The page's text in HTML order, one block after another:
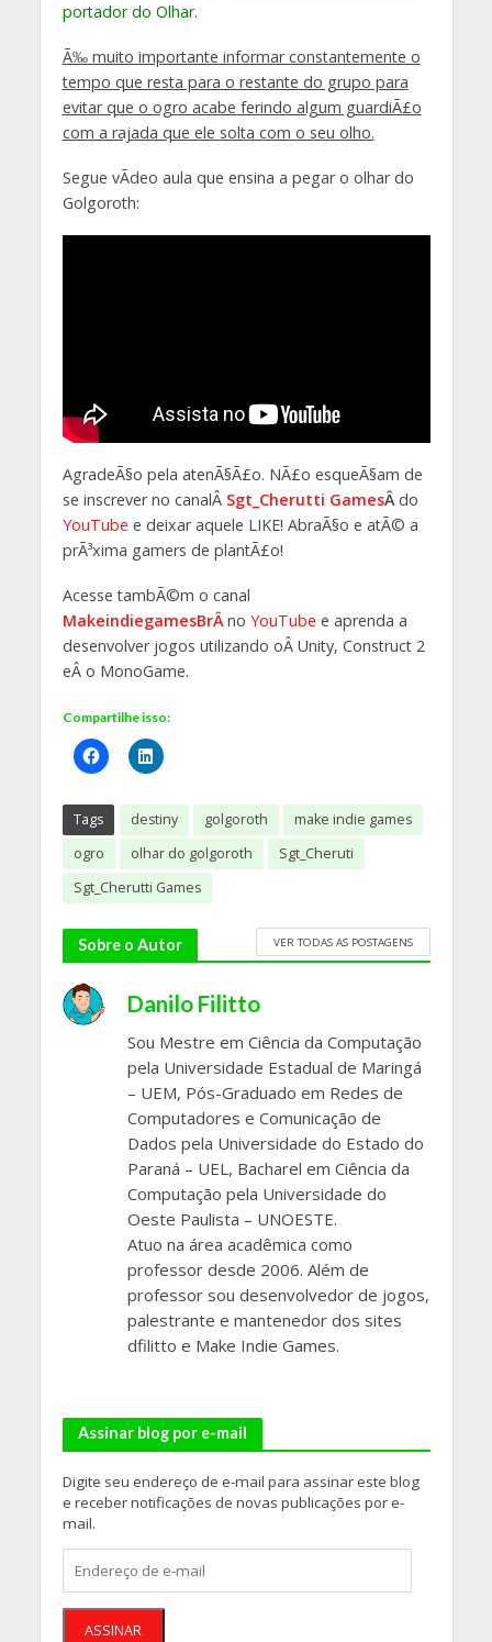
portador do Olhar.
Ã‰ muito importante informar constantemente o
tempo que resta para o restante do grupo para
evitar que o ogro acabe ferindo algum guardiÃ£o
com a rajada que ele solta com o seu olho.
Segue vÃ­deo aula que ensina a pegar o olhar do
Golgoroth:
AgradeÃ§o pela atenÃ§Ã£o. NÃ£o esqueÃ§am de
se inscrever no canalÂ Sgt_Cherutti GamesÂdo
YouTube e deixar aquele LIKE! AbraÃ§o e atÃ© a
prÃ³xima gamers de plantÃ£o!
Acesse tambÃ©m o canal
MakeindiegamesBrÂno YouTube e aprenda a
desenvolver jogos utilizando oÂ Unity, Construct 2
eÂ o MonoGame.
Compartilhe isso:
Tags destiny golgoroth
make indie games
ogro
olhar do golgoroth
Sgt_Cheruti
Sgt_Cherutti Games
Sobre o Autor VER TODAS AS POSTAGENS
Danilo Filitto
Sou Mestre em Ciência da Computação
pela Universidade Estadual de Maringá
– UEM, Pós-Graduado em Redes de
Computadores e Comunicação de
Dados pela Universidade do Estado do
Paraná – UEL, Bacharel em Ciência da
Computação pela Universidade do
Oeste Paulista – UNOESTE.
Atuo na área acadêmica como
professor desde 2006. Além de
professor sou desenvolvedor de jogos,
palestrante e mantenedor dos sites
dfilitto e Make Indie Games.
Assinar blog por e-mail
Digite seu endereço de e-mail para assinar este blog
e receber notificações de novas publicações por e-
mail.
de
e-
ASSINAR